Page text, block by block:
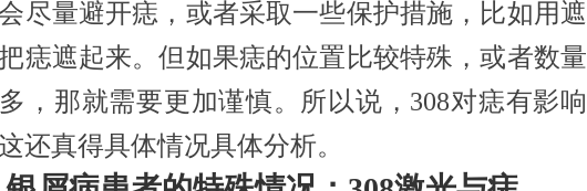
尽量避开痣，或者采取一些保护措施，比如用遮
痣遮起来。但如果痣的位置比较特殊，或者数量
，那就需要更加谨慎。所以说，308对痣有影响
还真得具体情况具体分析。